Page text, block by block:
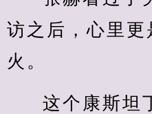
访之后，心里更
火。
这个康斯坦